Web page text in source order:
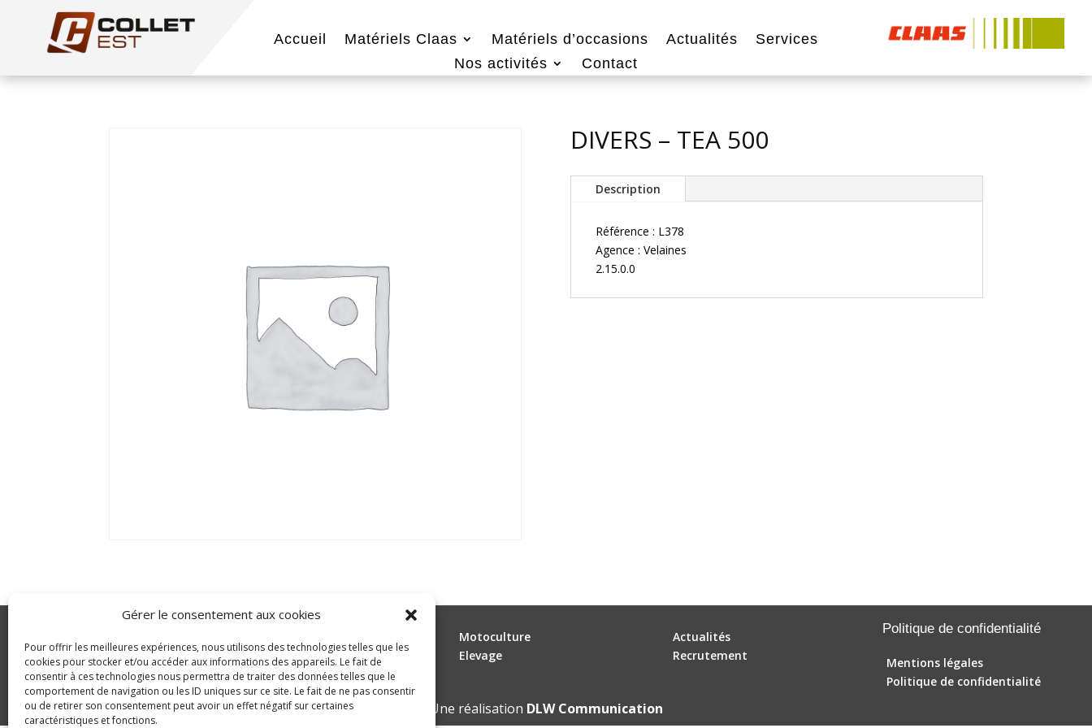
Gérer le consentement aux cookies
Pour offrir les meilleures expériences, nous utilisons des technologies telles que les
cookies pour stocker et/ou accéder aux informations des appareils. Le fait de
consentir à ces technologies nous permettra de traiter des données telles que le
comportement de navigation ou les ID uniques sur ce site. Le fait de ne pas consentir
ou de retirer son consentement peut avoir un effet négatif sur certaines
caractéristiques et fonctions.
Accueil Matériels Claas Matériels d’occasions Actualités
Services
Nos activités
Contact
DIVERS – TEA 500
Description
Référence : L378
Agence : Velaines
2.15.0.0
© Copyright 2023 GLDC
Manutention
Motoculture
Elevage
Actualités
Recrutement
Politique de confidentialité
Mentions légales
Politique de confidentialité
Une réalisation DLW Communication